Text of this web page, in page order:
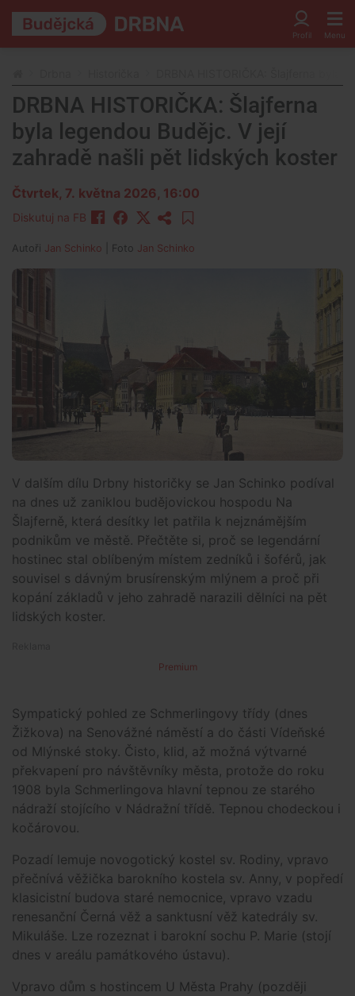
DRBNA HISTORIČKA: Šlajferna
byla legendou Budějc. V její
zahradě našli pět lidských koster
Čtvrtek, 7. května 2026, 16:00
Diskutuj na FB
Autoři Jan Schinko | Foto Jan Schinko
V dalším dílu Drbny historičky se Jan Schinko podíval
na dnes už zaniklou budějovickou hospodu Na
Šlajferně, která desítky let patřila k nejznámějším
podnikům ve městě. Přečtěte si, proč se legendární
hostinec stal oblíbeným místem zedníků i šoférů, jak
souvisel s dávným brusírenským mlýnem a proč při
kopání základů v jeho zahradě narazili dělníci na pět
lidských koster.
Premium
Sympatický pohled ze Schmerlingovy třídy (dnes
Žižkova) na Senovážné náměstí a do části Vídeňské
od Mlýnské stoky. Čisto, klid, až možná výtvarné
překvapení pro návštěvníky města, protože do roku
1908 byla Schmerlingova hlavní tepnou ze starého
nádraží stojícího v Nádražní třídě. Tepnou chodeckou i
kočárovou.
Pozadí lemuje novogotický kostel sv. Rodiny, vpravo
přečnívá věžička barokního kostela sv. Anny, v popředí
klasicistní budova staré nemocnice, vpravo vzadu
renesanční Černá věž a sanktusní věž katedrály sv.
Mikuláše. Lze rozeznat i barokní sochu P. Marie (stojí
dnes v areálu památkového ústavu).
Vpravo dům s hostincem U Města Prahy (později